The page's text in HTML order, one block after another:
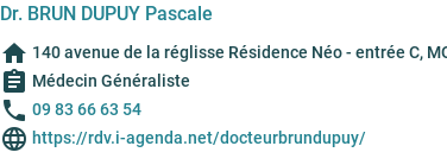
Dr. BRUN DUPUY Pascale
home 140 avenue de la réglisse Résidence Néo - entrée C,
assignment Médecin Généraliste
phone 09 83 66 63 54
language https://rdv.i-agenda.net/docteurbrundupuy/